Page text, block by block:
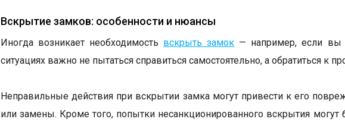
Вскрытие замков: особенности и нюансы
Иногда возникает необходимость вскрыть замок — например, если вы
ситуациях важно не пытаться справиться самостоятельно, а обратиться к
Неправильные действия при вскрытии замка могут привести к его
или замены. Кроме того, попытки несанкционированного вскрытия